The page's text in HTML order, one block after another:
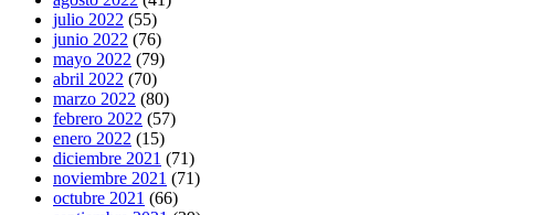
julio 2022 (55)
junio 2022 (76)
mayo 2022 (79)
abril 2022 (70)
marzo 2022 (80)
febrero 2022 (57)
enero 2022 (15)
diciembre 2021 (71)
noviembre 2021 (71)
octubre 2021 (66)